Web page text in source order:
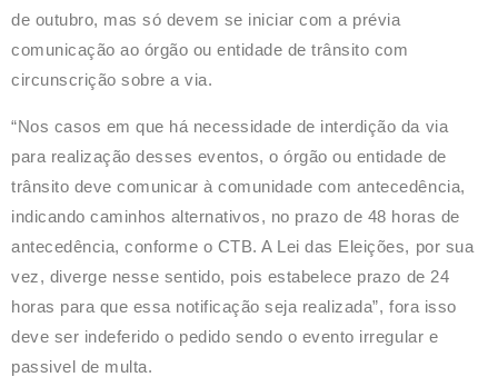
de outubro, mas só devem se iniciar com a prévia
comunicação ao órgão ou entidade de trânsito com
circunscrição sobre a via.
“Nos casos em que há necessidade de interdição da via
para realização desses eventos, o órgão ou entidade de
trânsito deve comunicar à comunidade com antecedência,
indicando caminhos alternativos, no prazo de 48 horas de
antecedência, conforme o CTB. A Lei das Eleições, por sua
vez, diverge nesse sentido, pois estabelece prazo de 24
horas para que essa notificação seja realizada”, fora isso
deve ser indeferido o pedido sendo o evento irregular e
passivel de multa.